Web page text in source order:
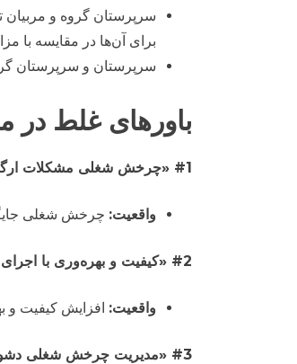
سرپرستان گروه و مربیان
برای آن‌ها در مقایسه با
سرپرستان و سرپرستان
باورهای غلط در
#1 «چرخش شغلی مشکلات ارگونومیکی را برطرف می‌کند.»
واقعیت: چرخش شغلی
#2 «کیفیت و بهره‌وری با اجرای برنامه چرخش شغلی آسیب خواهند دید.»
واقعیت: افزایش کیفیت و
#3 «مدیریت چرخش شغلی دشوار است.»